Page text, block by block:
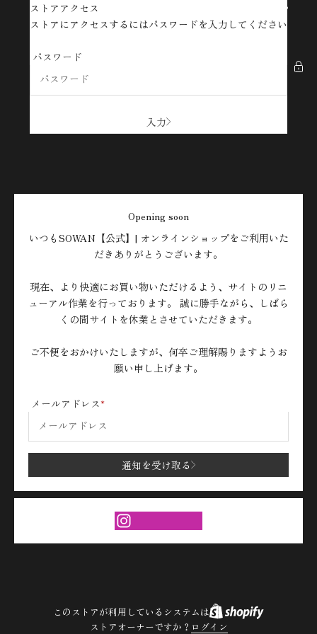
コンテンツへスキップ
SOWAN【公式】| オンラインショップ
ストアアクセス
ストアにアクセスするにはパスワードを入力してください
パスワード
入力
Opening soon
いつもSOWAN【公式】| オンラインショップをご利用いた
だきありがとうございます。
現在、より快適にお買い物いただけるよう、サイトのリニ
ューアル作業を行っております。 誠に勝手ながら、しばら
くの間サイトを休業とさせていただきます。
ご不便をおかけいたしますが、何卒ご理解賜りますようお
願い申し上げます。
メールアドレス
通知を受け取る
このストアが利用しているシステムは
ストアオーナーですか？ ログイン